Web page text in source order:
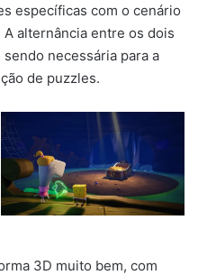
específicas com o cenário
alternância entre os dois
necessária para a
de puzzles.
3D muito bem, com